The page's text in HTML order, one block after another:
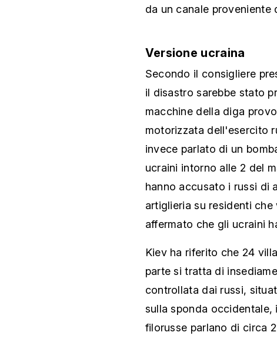
da un canale proveniente
Versione ucraina
Secondo il consigliere
il disastro sarebbe stato
macchine della diga
motorizzata dell'esercito
invece parlato di un
ucraini intorno alle 2 del
hanno accusato i russi di
artiglieria su residenti
affermato che gli ucraini
Kiev ha riferito che 24
parte si tratta di
controllata dai russi,
sulla sponda occidentale,
filorusse parlano di circa